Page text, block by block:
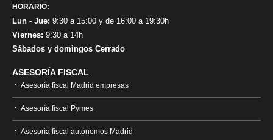
HORARIO:
Lun - Jue: 9:30 a 15:00 y de 16:00 a 19:30h
Viernes: 9:30 a 14h
Sábados y domingos Cerrado
ASESORÍA FISCAL
Asesoría fiscal Madrid empresas
Asesoría fiscal Pymes
Asesoría fiscal autónomos Madrid